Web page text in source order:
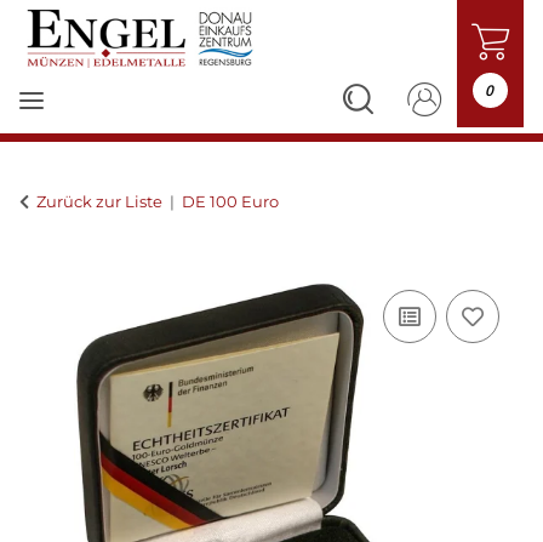
0
Zurück zur Liste DE 100 Euro